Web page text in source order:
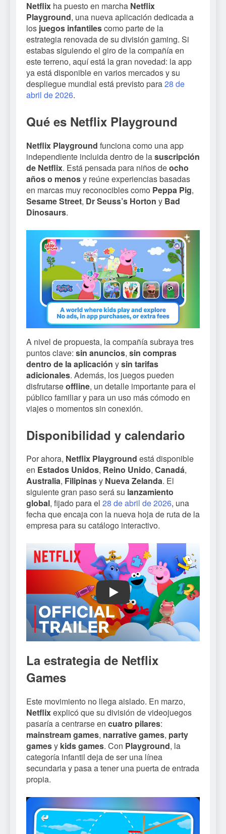
Netflix ha puesto en marcha Netflix
Playground, una nueva aplicación dedicada a
los juegos infantilescomo parte de la
estrategia renovada de su división gaming. Si
estabas siguiendo el giro de la compañía en
este terreno, aquí está la gran novedad: la app
ya está disponible en varios mercados y su
despliegue mundial está previsto para28 de
abril de 2026.
Qué es Netflix Playground
Netflix Playground funciona como una app
independiente incluida dentro de lasuscripción
de Netflix. Está pensada para niños deocho
años o menosy reúne experiencias basadas
en marcas muy reconocibles como Peppa Pig,
Sesame Street, Dr Seuss’s Horton y Bad
Dinosaurs.
A nivel de propuesta, la compañía subraya tres
puntos clave: sin anuncios, sin compras
dentro de la aplicación ysin tarifas
adicionales. Además, los juegos pueden
disfrutarseoffline, un detalle importante para el
público familiar y para un uso más cómodo en
viajes o momentos sin conexión.
Disponibilidad y calendario
Por ahora, Netflix Playground está disponible
en Estados Unidos, Reino Unido, Canadá,
Australia, Filipinasy Nueva Zelanda. El
siguiente gran paso será su lanzamiento
global, fijado para el 28 de abril de 2026, una
fecha que encaja con la nueva hoja de ruta de la
empresa para su catálogo interactivo.
Play
La estrategia de Netflix
Games
Este movimiento no llega aislado. En marzo,
Netflixexplicó que su división de videojuegos
pasaría a centrarse en cuatro pilares:
mainstream games, narrative games, party
gamesy kids games. Con Playground, la
categoría infantil deja de ser una línea
secundaria y pasa a tener una puerta de entrada
propia.